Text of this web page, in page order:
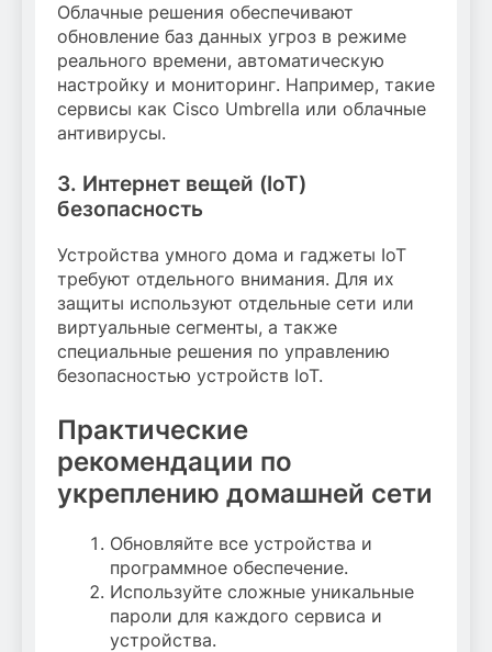
Облачные решения обеспечивают
обновление баз данных угроз в режиме
реального времени, автоматическую
настройку и мониторинг. Например, такие
сервисы как Cisco Umbrella или облачные
антивирусы.
3. Интернет вещей (IoT)
безопасность
Устройства умного дома и гаджеты IoT
требуют отдельного внимания. Для их
защиты используют отдельные сети или
виртуальные сегменты, а также
специальные решения по управлению
безопасностью устройств IoT.
Практические
рекомендации по
укреплению домашней сети
Обновляйте все устройства и
программное обеспечение.
Используйте сложные уникальные
пароли для каждого сервиса и
устройства.